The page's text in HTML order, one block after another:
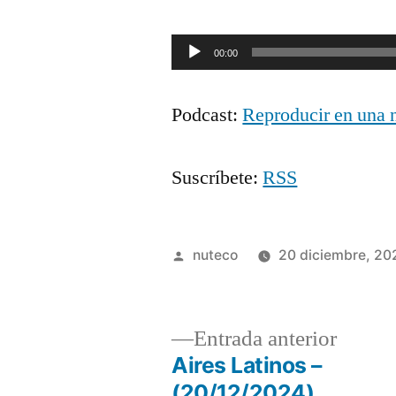
Reproductor
audio
00:00
Podcast:Reproducir en una
Suscríbete:RSS
Publicada
nuteco 20 diciembre,
Entrada anteriorEntrada
Aires Latinos –